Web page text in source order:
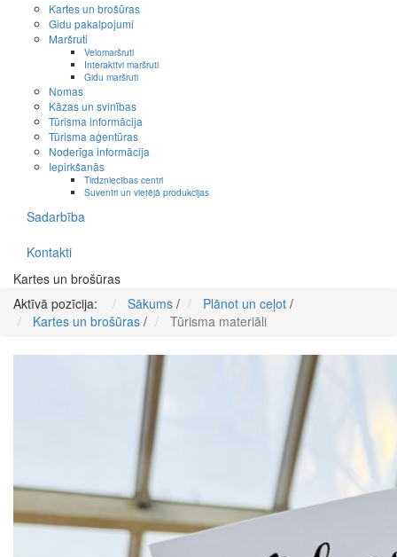
Kartes un brošūras
Gidu pakalpojumi
Maršruti
Velomaršruti
Interaktīvi maršruti
Gidu maršruti
Nomas
Kāzas un svinības
Tūrisma informācija
Tūrisma aģentūras
Noderīga informācija
Iepirkšanās
Tirdzniecības centri
Suvenīri un vietējā produkcijas
Sadarbība
Kontakti
Kartes un brošūras
Aktīvā pozīcija:
Sākums / Plānot un ceļot /
Kartes un brošūras / Tūrisma materiāli